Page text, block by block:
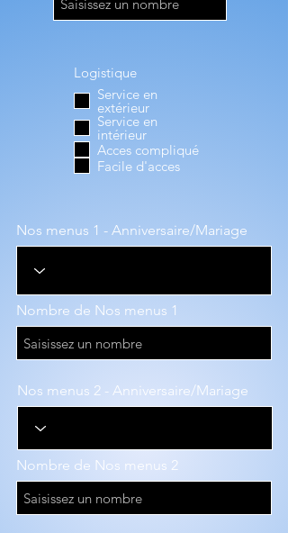
Logistique
Service en
extérieur
Service en
intérieur
Acces compliqué
Facile d'acces
Nos menus 1 - Anniversaire/Mariage
Nombre de Nos menus 1
Nos menus 2 - Anniversaire/Mariage
Nombre de Nos menus 2